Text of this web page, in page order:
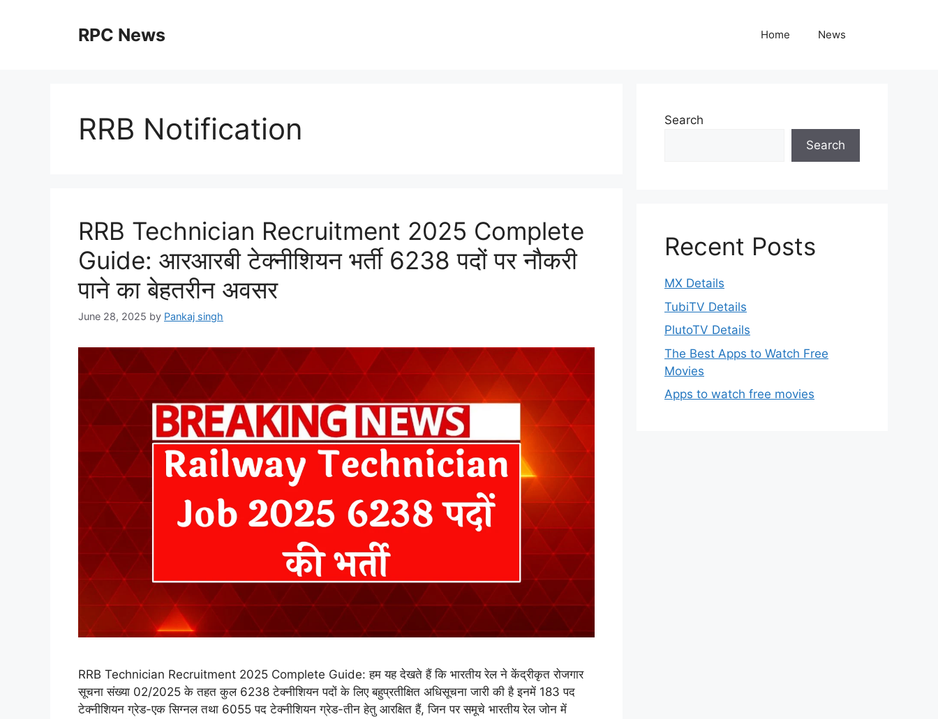
RPC News Home News
RRB Notification
RRB Technician Recruitment 2025 Complete
Guide: आरआरबी टेक्नीशियन भर्ती 6238 पदों पर नौकरी
पाने का बेहतरीन अवसर
June 28, 2025 by Pankaj singh
RRB Technician Recruitment 2025 Complete Guide: हम यह देखते हैं कि भारतीय रेल ने केंद्रीकृत रोजगार
सूचना संख्या 02/2025 के तहत कुल 6238 टेक्नीशियन पदों के लिए बहुप्रतीक्षित अधिसूचना जारी की है इनमें 183 पद
टेक्नीशियन ग्रेड-एक सिग्नल तथा 6055 पद टेक्नीशियन ग्रेड-तीन हेतु आरक्षित हैं, जिन पर समूचे भारतीय रेल जोन में
Search
Search
Recent Posts
MX Details
TubiTV Details
PlutoTV Details
The Best Apps to Watch Free
Movies
Apps to watch free movies